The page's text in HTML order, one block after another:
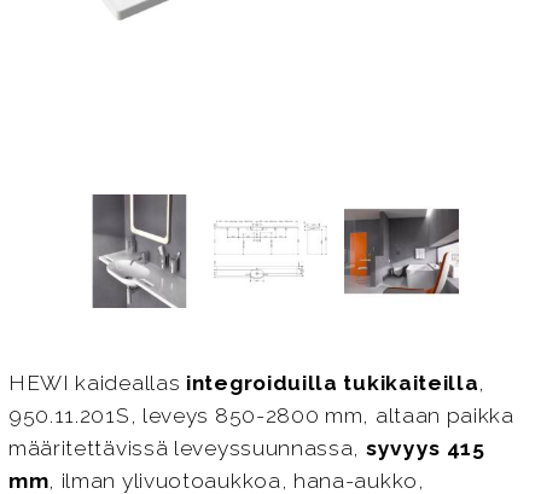
HEWI kaideallas integroiduilla tukikaiteilla,
950.11.201S, leveys 850-2800 mm, altaan paikka
määritettävissä leveyssuunnassa, syvyys 415
mm, ilman ylivuotoaukkoa, hana-aukko,